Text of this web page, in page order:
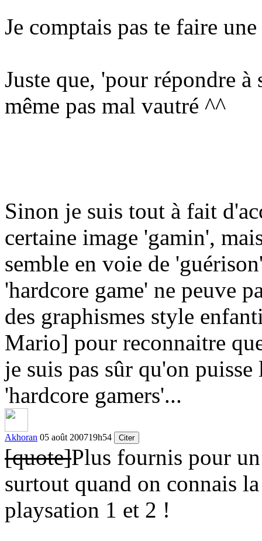
Je comptais pas te faire
Juste que, 'pour répondre
même pas mal vautré ^^
Sinon je suis tout à fait
certaine image 'gamin',
semble en voie de
'hardcore game' ne peuve
des graphismes style
Mario] pour reconnaitre
je suis pas sûr qu'on
'hardcore gamers'...
Akhoran 05 août 200719h54 Citer
[quote]Plus fournis pour
surtout quand on connais
playsation 1 et 2 !